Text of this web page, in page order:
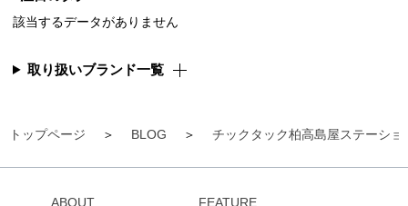
トップページ BLOG チックタック柏高島屋ステーショ
該当するデータがありません
取り扱いブランド一覧
ABOUT FEATURE